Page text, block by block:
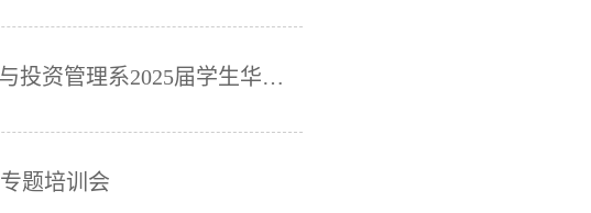
扬帆起航，勇往“职前”——金融与投资管理系2025届学生华福证券生产性实习圆满结束
题培训会